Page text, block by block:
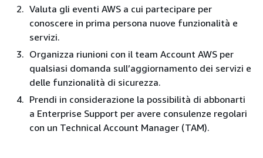
Valuta gli eventi AWS a cui partecipare per
conoscere in prima persona nuove funzionalità e
servizi.
Organizza riunioni con il team Account AWS per
qualsiasi domanda sull’aggiornamento dei servizi e
delle funzionalità di sicurezza.
Prendi in considerazione la possibilità di abbonarti
a Enterprise Support per avere consulenze regolari
con un Technical Account Manager (TAM).